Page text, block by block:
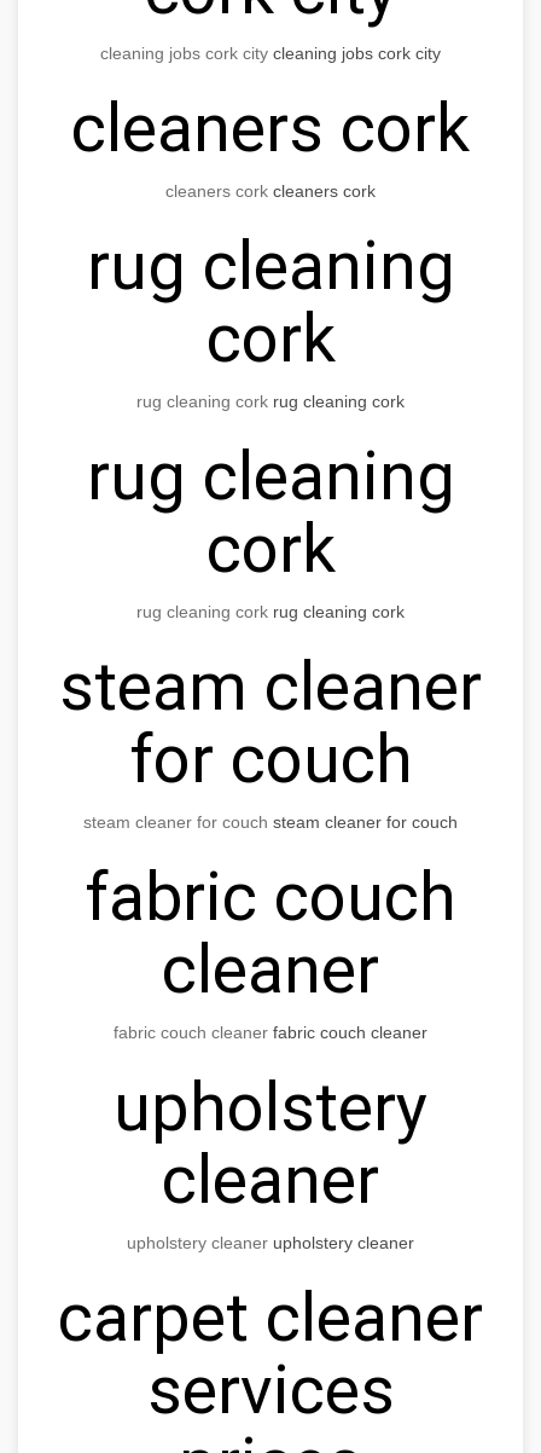
cleaning jobs cork city cleaning jobs cork city
cleaners cork
cleaners cork cleaners cork
rug cleaning
cork
rug cleaning cork rug cleaning cork
rug cleaning
cork
rug cleaning cork rug cleaning cork
steam cleaner
for couch
steam cleaner for couch steam cleaner for couch
fabric couch
cleaner
fabric couch cleaner fabric couch cleaner
upholstery
cleaner
upholstery cleaner upholstery cleaner
carpet cleaner
services